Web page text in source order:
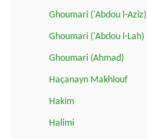
Ghoumari ('Abdou l-Aziz)
Ghoumari ('Abdou l-Lah)
Ghoumari (Ahmad)
Haçanayn Makhlouf
Hakim
Halimi